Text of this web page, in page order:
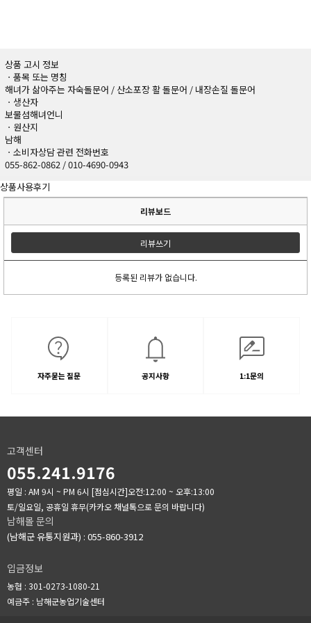
상품 고시 정보
ㆍ품목 또는 명칭
해녀가 삶아주는 자숙돌문어 / 산소포장 활 돌문어 / 내장손질 돌문어
ㆍ생산자
보물섬해녀언니
ㆍ원산지
남해
ㆍ소비자상담 관련 전화번호
055-862-0862 / 010-4690-0943
상품사용후기
리뷰보드
리뷰쓰기
등록된 리뷰가 없습니다.
자주묻는 질문 공지사항 1:1문의
고객센터
055.241.9176
평일 : AM 9시 ~ PM 6시 [점심시간]오전:12:00 ~ 오후:13:00
토/일요일, 공휴일 휴무(카카오 채널톡으로 문의 바랍니다)
남해몰 문의
(남해군 유통지원과) : 055-860-3912
입금정보
농협 : 301-0273-1080-21
예금주 : 남해군농업기술센터